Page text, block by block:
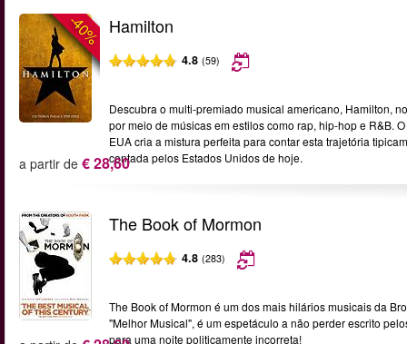
-40% Hamilton
4.8 (59)
Descubra o multi-premiado musical americano, Hamilton,
por meio de músicas em estilos como rap, hip-hop e R&B.
EUA cria a mistura perfeita para contar esta trajetória
contada pelos Estados Unidos de hoje.
a partir de € 28,60
The Book of Mormon
4.8 (283)
The Book of Mormon é um dos mais hilários musicais da
"Melhor Musical", é um espetáculo a não perder escrito
para uma noite politicamente incorreta!